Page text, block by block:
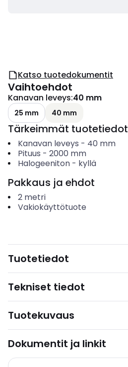
Katso tuotedokumentit
Vaihtoehdot
Kanavan leveys:40 mm
25 mm 40 mm
Tärkeimmät tuotetiedot
Kanavan leveys - 40 mm
Pituus - 2000 mm
Halogeeniton- kyllä
Pakkaus ja ehdot
2 metri
Vakiokäyttötuote
Tuotetiedot
Tekniset tiedot
Tuotekuvaus
Dokumentit ja linkit